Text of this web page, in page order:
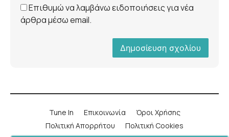
Επιθυμώ να λαμβάνω ειδοποιήσεις για νέα
άρθρα μέσω email.
Tune In Επικοινωνία
Όροι Χρήσης
Πολιτική Απορρήτου
Πολιτική Cookies